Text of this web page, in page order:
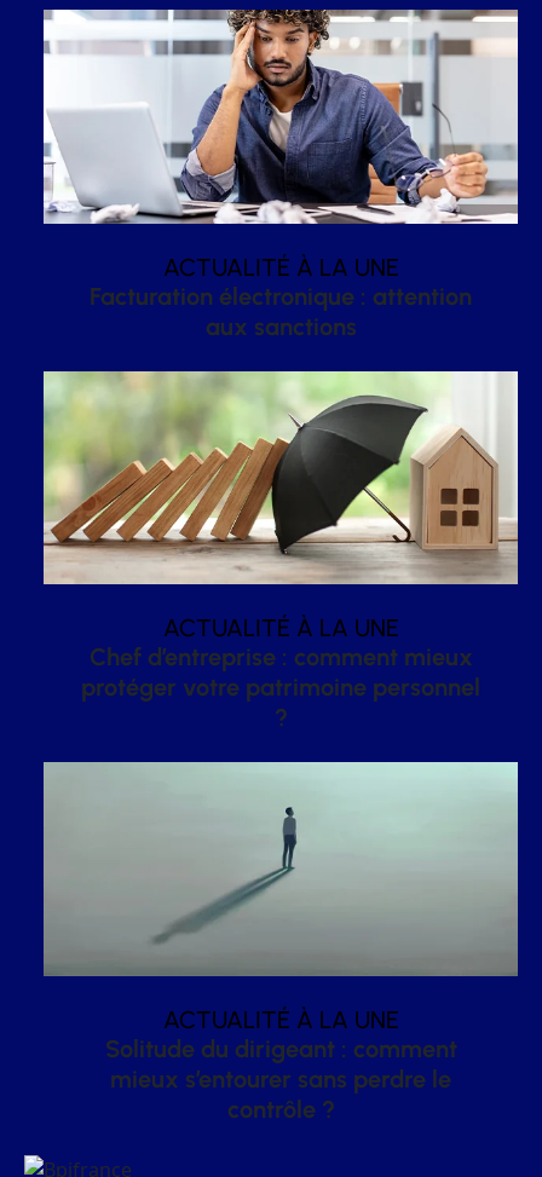
ACTUALITÉ À LA UNE
Facturation électronique : attention
aux sanctions
ACTUALITÉ À LA UNE
Chef d’entreprise : comment mieux
protéger votre patrimoine personnel
?
ACTUALITÉ À LA UNE
Solitude du dirigeant : comment
mieux s’entourer sans perdre le
contrôle ?